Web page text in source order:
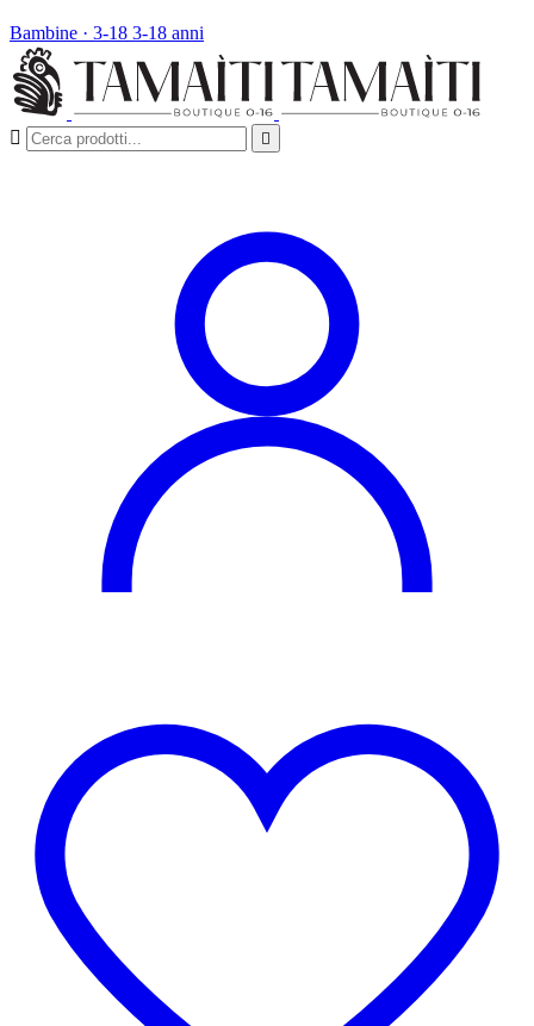
Bambine · 3-18 3-18 anni
 